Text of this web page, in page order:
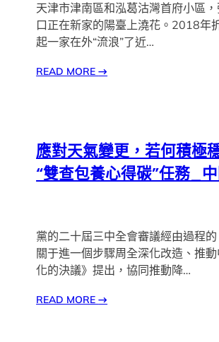
天津市津南區和泓葛沽灣首府小區
口正在新家的陽臺上澆花。2018年
起一家在外“流浪”了近…
READ MORE→
應對天氣變更，若何積極
“雙查包養心得碳”任務_
黨的二十屆三中全會審議經由過程
關于進一個步驟周全深化改造、推
化的決議》提出，協同推動降…
READ MORE→